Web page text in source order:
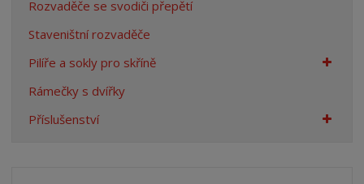
Rozvaděče se svodiči přepětí
Staveništní rozvaděče
Pilíře a sokly pro skříně
Rámečky s dvířky
Příslušenství